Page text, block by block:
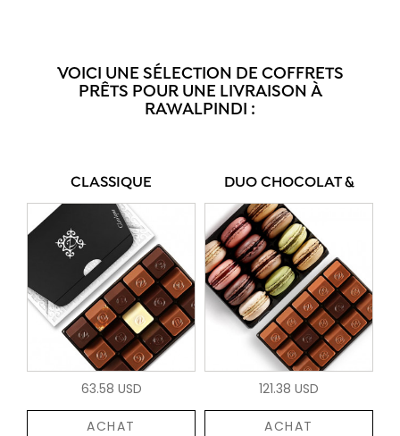
VOICI UNE SÉLECTION DE COFFRETS
PRÊTS POUR UNE LIVRAISON À
RAWALPINDI :
CLASSIQUE
63.58 USD
ACHAT
DUO CHOCOLAT &
121.38 USD
ACHAT